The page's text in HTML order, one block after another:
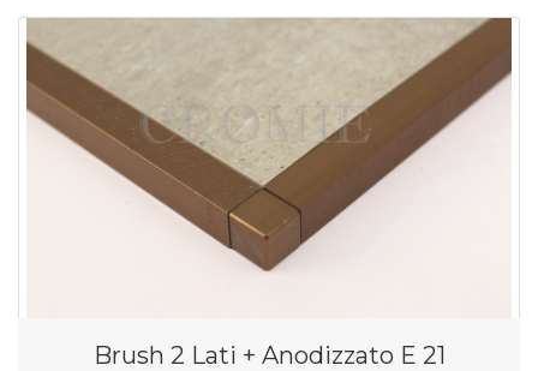
Brush 2 Lati + Anodizzato E 21